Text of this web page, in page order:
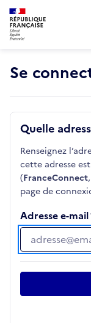
Aller au menu principal
Se
Quelle
Renseignez
cette adresse
(FranceConnect,
page de
Adresse e-mail
Adresse e-mail
Retour au début de
Panneau de